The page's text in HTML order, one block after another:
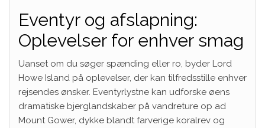
Eventyr og afslapning:
Oplevelser for enhver smag
Uanset om du søger spænding eller ro, byder Lord
Howe Island på oplevelser, der kan tilfredsstille enhver
rejsendes ønsker. Eventyrlystne kan udforske øens
dramatiske bjerglandskaber på vandreture op ad
Mount Gower, dykke blandt farverige koralrev og